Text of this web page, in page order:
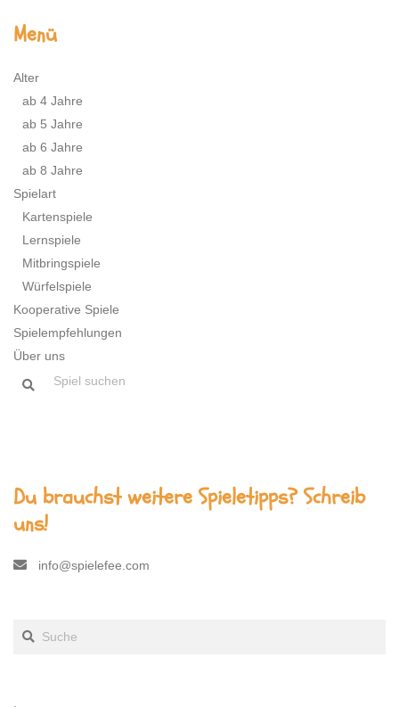
Menü
Alter
ab 4 Jahre
ab 5 Jahre
ab 6 Jahre
ab 8 Jahre
Spielart
Kartenspiele
Lernspiele
Mitbringspiele
Würfelspiele
Kooperative Spiele
Spielempfehlungen
Über uns
Du brauchst weitere Spieletipps? Schreib
uns!
info@spielefee.com